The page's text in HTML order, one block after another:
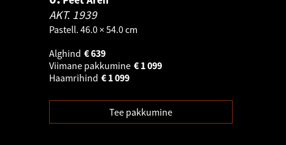
AKT. 1939
Pastell. 46.0 × 54.0 cm
Alghind
639
€
Viimane pakkumine
1 099
€
Haamrihind
1 099
€
Tee pakkumine